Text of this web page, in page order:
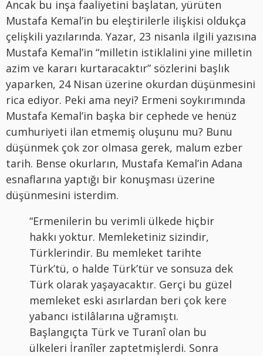
Ancak bu inşa faaliyetini başlatan, yürüten
Mustafa Kemal’in bu eleştirilerle ilişkisi oldukça
çelişkili yazılarında. Yazar, 23 nisanla ilgili yazısına
Mustafa Kemal’in “milletin istiklalini yine milletin
azim ve kararı kurtaracaktır” sözlerini başlık
yaparken, 24 Nisan üzerine okurdan düşünmesini
rica ediyor. Peki ama neyi? Ermeni soykırımında
Mustafa Kemal’in başka bir cephede ve henüz
cumhuriyeti ilan etmemiş oluşunu mu? Bunu
düşünmek çok zor olmasa gerek, malum ezber
tarih. Bense okurların, Mustafa Kemal’in Adana
esnaflarına yaptığı bir konuşması üzerine
düşünmesini isterdim.
“Ermenilerin bu verimli ülkede hiçbir
hakkı yoktur. Memleketiniz sizindir,
Türklerindir. Bu memleket tarihte
Türk’tü, o halde Türk’tür ve sonsuza dek
Türk olarak yaşayacaktır. Gerçi bu güzel
memleket eski asırlardan beri çok kere
yabancı istilâlarına uğramıştı.
Başlangıçta Türk ve Turanî olan bu
ülkeleri İranîler zaptetmişlerdi. Sonra